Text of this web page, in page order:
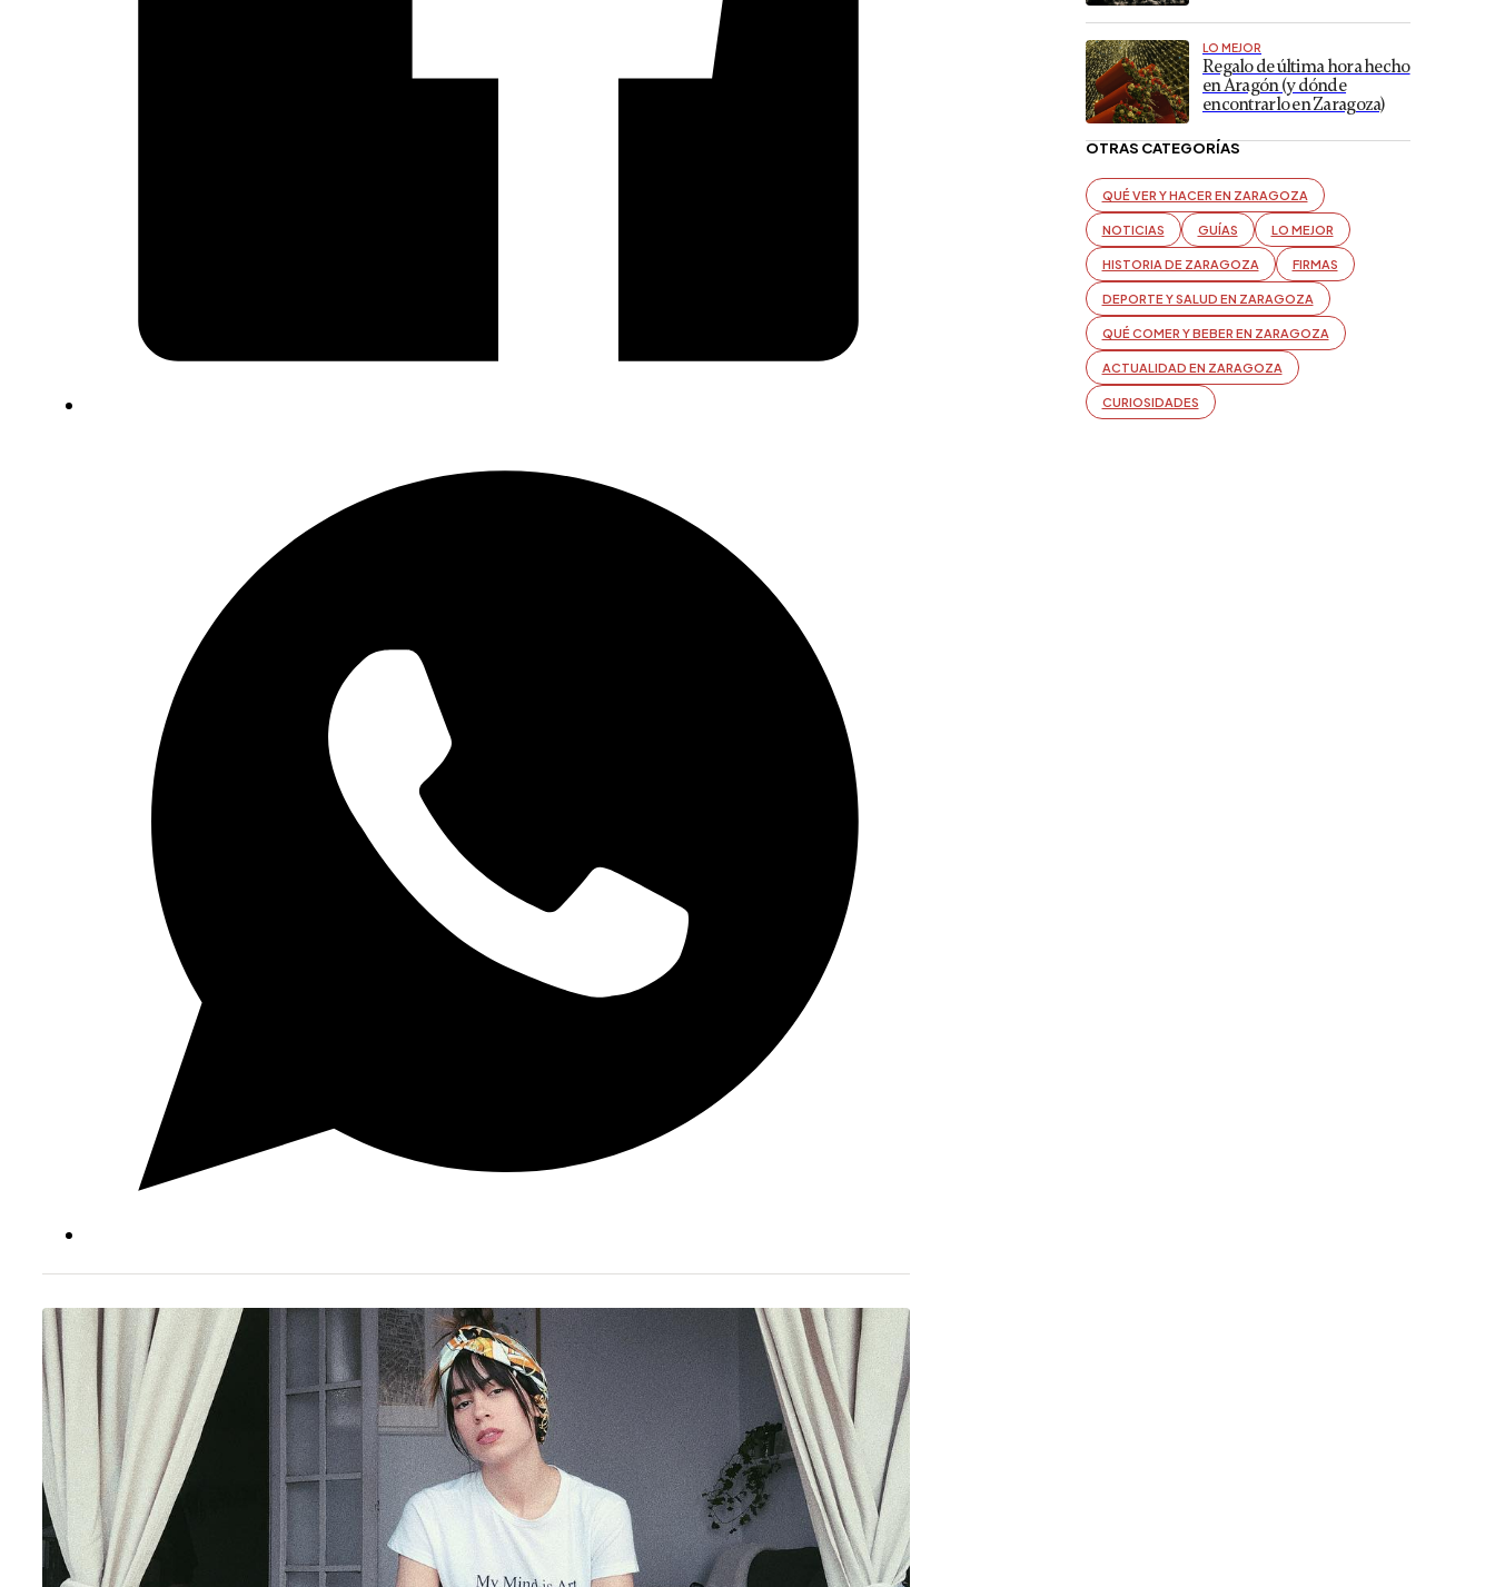
LO MEJOR
Regalo de última hora hecho
en Aragón (y dónde
encontrarlo en Zaragoza)
OTRAS CATEGORÍAS
QUÉ VER Y HACER EN ZARAGOZA
NOTICIAS GUÍAS LO MEJOR
HISTORIA DE ZARAGOZA FIRMAS
DEPORTE Y SALUD EN ZARAGOZA
QUÉ COMER Y BEBER EN ZARAGOZA
ACTUALIDAD EN ZARAGOZA
CURIOSIDADES